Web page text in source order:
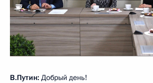
В.Путин: Добрый день!